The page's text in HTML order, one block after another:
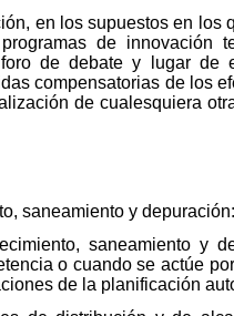
en los supuestos en los
de innovación
de debate y lugar de
compensatorias de los
de cualesquiera
saneamiento y depuración:
saneamiento y
o cuando se actúe
de la planificación